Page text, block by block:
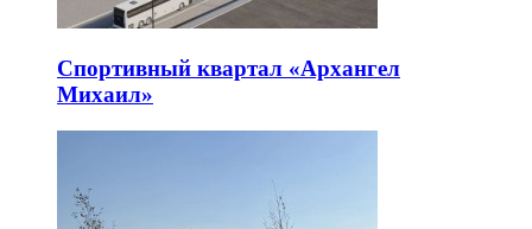
Спортивный квартал «Архангел
Михаил»